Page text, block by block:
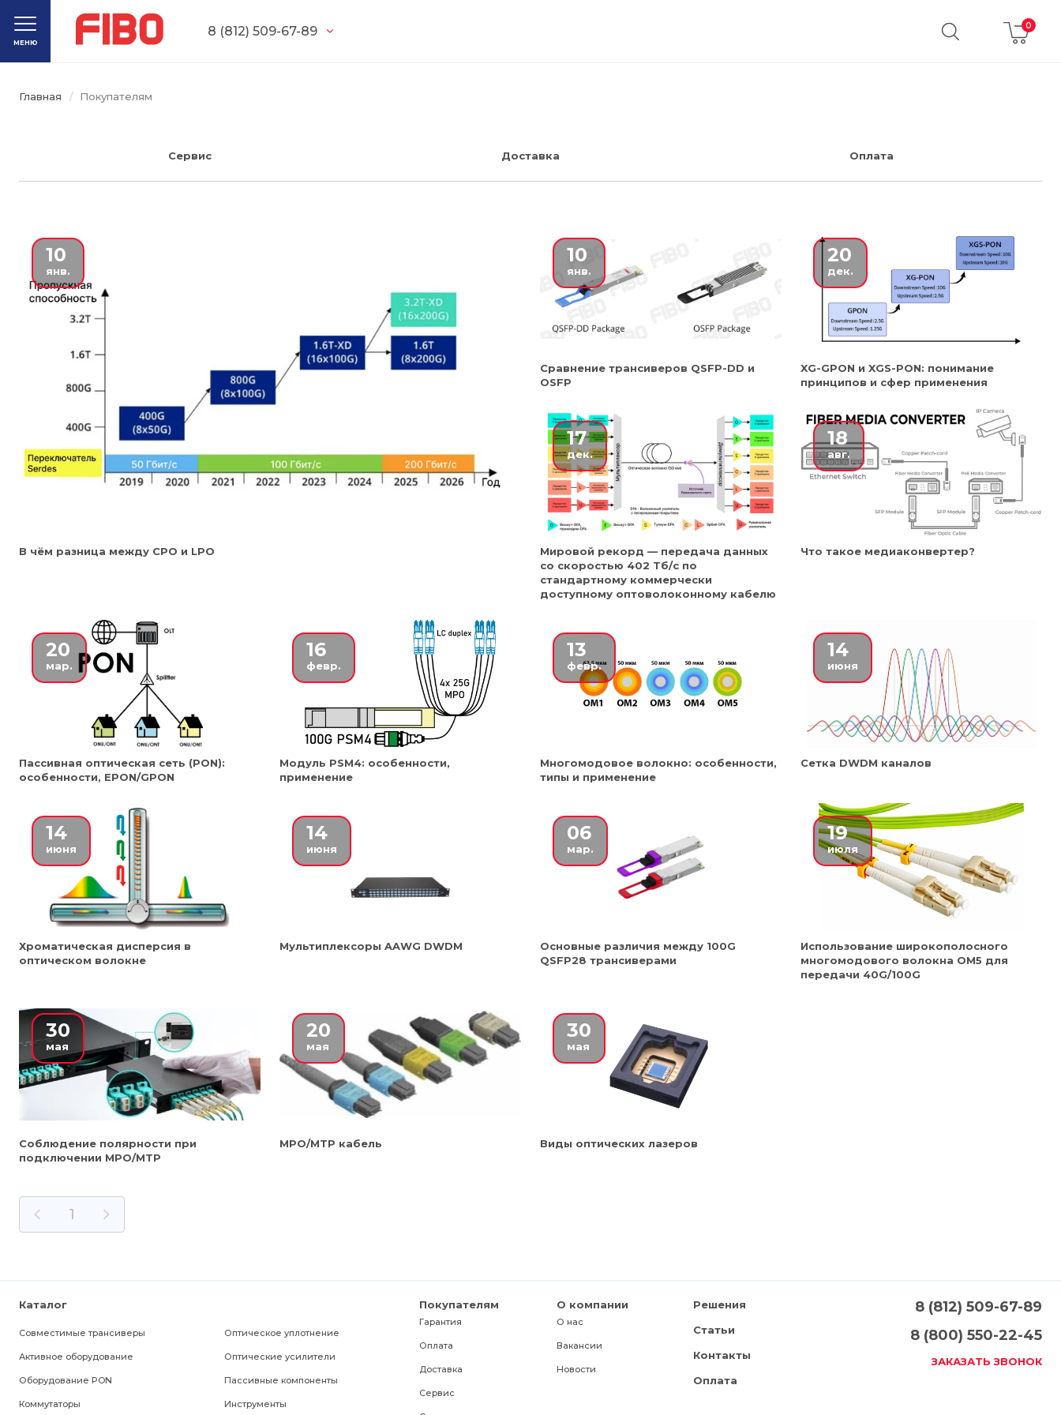
МЕНЮ
8 (812) 509-67-89
Главная Покупателям
Сервис Доставка Оплата
10
янв.
В чём разница между CPO и LPO
10
янв.
Сравнение трансиверов QSFP-DD и
OSFP
20
дек.
XG-GPON и XGS-PON: понимание
принципов и сфер применения
17
дек.
Мировой рекорд — передача данных
со скоростью 402 Тб/с по
стандартному коммерчески
доступному оптоволоконному кабелю
18
авг.
Что такое медиаконвертер?
20
мар.
Пассивная оптическая сеть (PON):
особенности, EPON/GPON
16
февр.
Модуль PSM4: особенности,
применение
13
февр.
Многомодовое волокно: особенности,
типы и применение
14
июня
Сетка DWDM каналов
14
июня
Хроматическая дисперсия в
оптическом волокне
14
июня
Мультиплексоры AAWG DWDM
06
мар.
Основные различия между 100G
QSFP28 трансиверами
19
июля
Использование широкополосного
многомодового волокна OM5 для
передачи 40G/100G
30
мая
Соблюдение полярности при
подключении МРО/МТР
20
мая
МРО/МТР кабель
30
мая
Виды оптических лазеров
1
Каталог
Совместимые трансиверы
Активное оборудование
Оборудование PON
Коммутаторы
Оптическое уплотнение
Оптические усилители
Пассивные компоненты
Инструменты
Покупателям
Гарантия
Оплата
Доставка
Сервис
О компании
О нас
Вакансии
Новости
Решения
Статьи
Контакты
Оплата
8 (812) 509-67-89
8 (800) 550-22-45
ЗАКАЗАТЬ ЗВОНОК